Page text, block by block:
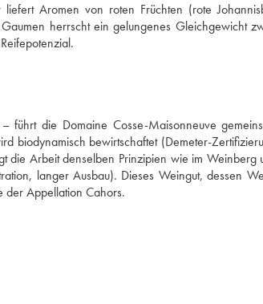
Aromen von roten Früchten (rote
herrscht ein gelungenes Gleichgewicht
die Domaine Cosse-Maisonneuve
biodynamisch bewirtschaftet (Demeter-
die Arbeit denselben Prinzipien wie im Weinberg
langer Ausbau). Dieses Weingut, dessen
der Appellation Cahors.